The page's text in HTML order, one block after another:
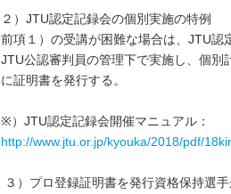
２）JTU認定記録会の個別実施の特例
前項１）の受講が困難な場合は、JTU
JTU公認審判員の管理下で実施し、個
に証明書を発行する。
※）JTU認定記録会開催マニュアル：
http://www.jtu.or.jp/kyouka/2018/pdf/
３）プロ登録証明書を発行資格保持選